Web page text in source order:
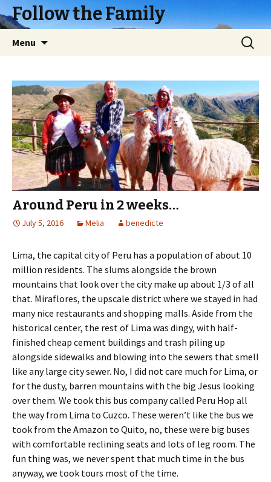
Follow the Family
Menu
Search
for:
Around Peru in 2 weeks…
July 5, 2016 Melia benedicte
Lima, the capital city of Peru has a population of about 10
million residents. The slums alongside the brown
mountains that look over the city make up about 1/3 of all
that. Miraflores, the upscale district where we stayed in had
many nice restaurants and shopping malls. Aside from the
historical center, the rest of Lima was dingy, with half-
finished cheap cement buildings and trash piling up
alongside sidewalks and blowing into the sewers that smell
like any large city sewer. No, I did not care much for Lima, or
for the dusty, barren mountains with the big Jesus looking
over them. We took this bus company called Peru Hop all
the way from Lima to Cuzco. These weren’t like the bus we
took from the Amazon to Quito, no, these were big buses
with comfortable reclining seats and lots of leg room. The
fun thing was, we never spent that much time in the bus
anyway, we took tours most of the time.